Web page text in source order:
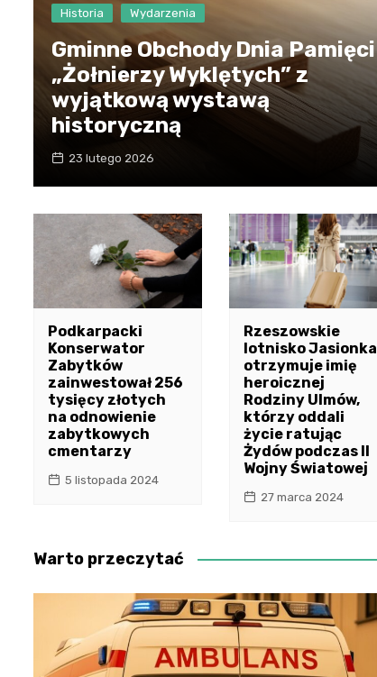
Historia Wydarzenia
Gminne Obchody Dnia Pamięci
„Żołnierzy Wyklętych” z
wyjątkową wystawą
historyczną
23 lutego 2026
Podkarpacki
Konserwator
Zabytków
zainwestował 256
tysięcy złotych
na odnowienie
zabytkowych
cmentarzy
5 listopada 2024
Rzeszowskie
lotnisko Jasionka
otrzymuje imię
heroicznej
Rodziny Ulmów,
którzy oddali
życie ratując
Żydów podczas II
Wojny Światowej
27 marca 2024
Warto przeczytać